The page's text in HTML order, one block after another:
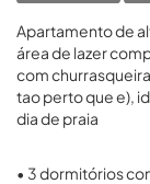
Apartamento de
área de lazer
com
tao perto que e),
dia de praia
• 3 dormitórios